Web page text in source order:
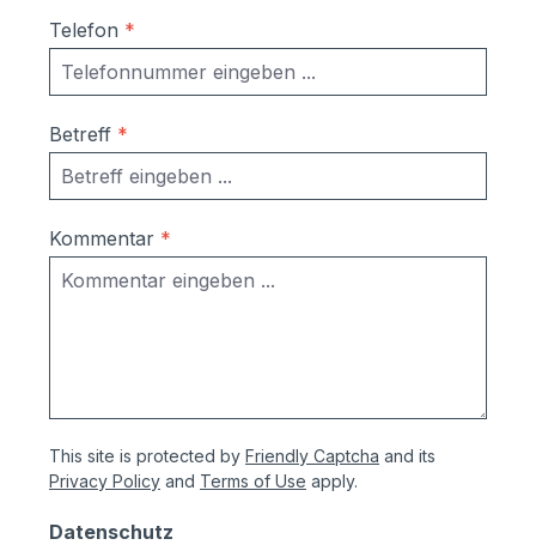
Telefon *
Betreff *
Kommentar *
This site is protected by Friendly Captcha and its
Privacy Policy and Terms of Use apply.
Datenschutz